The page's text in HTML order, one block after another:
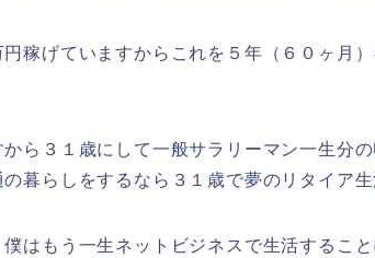
稼げていますからこれを５年（６０ヶ月
ら３１歳にして一般サラリーマン一生分
暮らしをするなら３１歳で夢のリタイア生
はもう一生ネットビジネスで生活すること